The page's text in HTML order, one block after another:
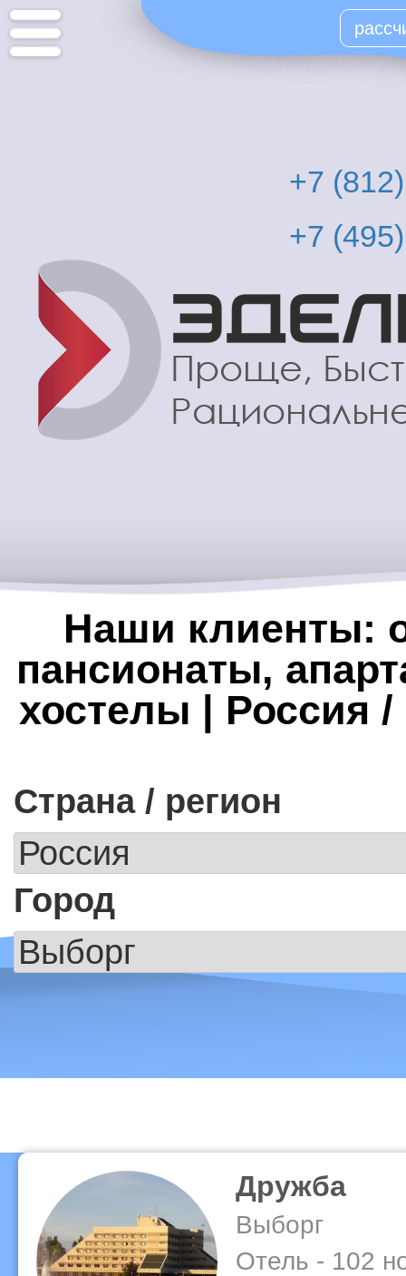
Перейти
+7
+7
Наши клиенты:
пансионаты,
хостелы | Россия
Страна / регион
Город
Дружба
Выборг
Отель - 102